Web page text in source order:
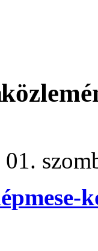
01.